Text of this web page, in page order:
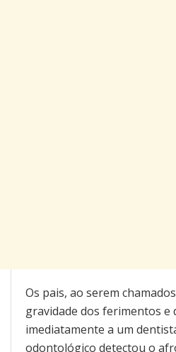
Os pais, ao serem
gravidade dos ferimentos e
imediatamente a um
odontológico detectou o